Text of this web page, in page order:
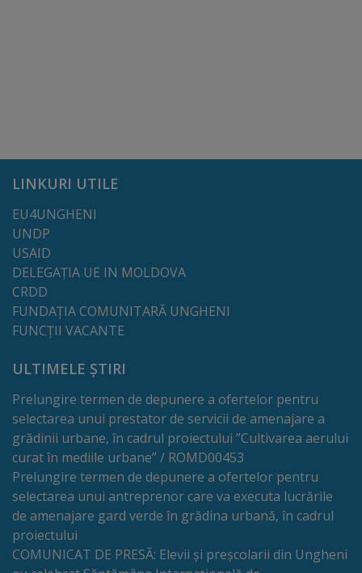
Galerie
video
foto
Administrație
Primărie
Primar
Viceprimari
Organigrama
Aparatul
primăriei
LINKURI UTILE
EU4UNGHENI
UNDP
USAID
DELEGAȚIA UE IN MOLDOVA
CRDD
FUNDAȚIA COMUNITARĂ UNGHENI
FUNCȚII VACANTE
ULTIMELE ȘTIRI
Prelungire termen de depunere a ofertelor pentru
selectarea unui prestator de servicii de amenajare a
grădinii urbane, în cadrul proiectului ”Cultivarea aerului
curat în mediile urbane” / ROMD00453
Prelungire termen de depunere a ofertelor pentru
selectarea unui antreprenor care va executa lucrările
de amenajare gard verde în grădina urbană, în cadrul
proiectului
COMUNICAT DE PRESĂ: Elevii și preșcolarii din Ungheni